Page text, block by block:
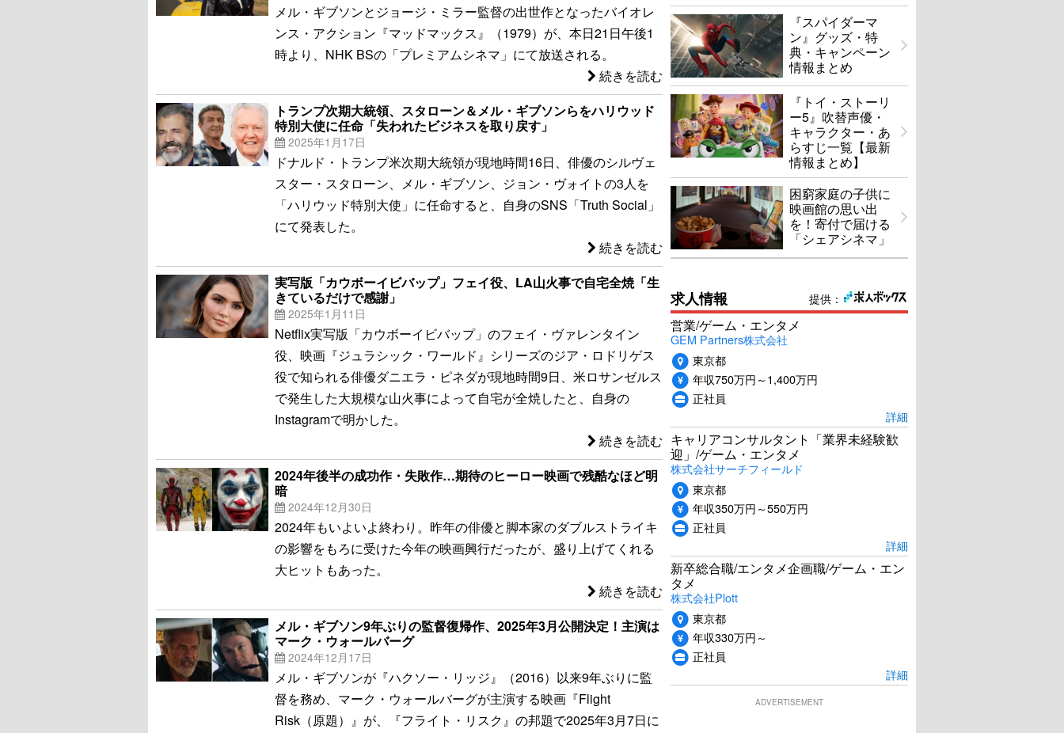
メル・ギブソンとジョージ・ミラー監督の出世作となったバイオレ
ンス・アクション『マッドマックス』（1979）が、本日21日午後1
時より、NHK BSの「プレミアムシネマ」にて放送される。
続きを読む
トランプ次期大統領、スタローン＆メル・ギブソンらをハリウッド
特別大使に任命「失われたビジネスを取り戻す」
2025年1月17日
ドナルド・トランプ米次期大統領が現地時間16日、俳優のシルヴェ
スター・スタローン、メル・ギブソン、ジョン・ヴォイトの3人を
「ハリウッド特別大使」に任命すると、自身のSNS「Truth Social」
にて発表した。
続きを読む
実写版「カウボーイビバップ」フェイ役、LA山火事で自宅全焼「生
きているだけで感謝」
2025年1月11日
Netflix実写版「カウボーイビバップ」のフェイ・ヴァレンタイン
役、映画『ジュラシック・ワールド』シリーズのジア・ロドリゲス
役で知られる俳優ダニエラ・ピネダが現地時間9日、米ロサンゼルス
で発生した大規模な山火事によって自宅が全焼したと、自身の
Instagramで明かした。
続きを読む
2024年後半の成功作・失敗作…期待のヒーロー映画で残酷なほど明
暗
2024年12月30日
2024年もいよいよ終わり。昨年の俳優と脚本家のダブルストライキ
の影響をもろに受けた今年の映画興行だったが、盛り上げてくれる
大ヒットもあった。
続きを読む
メル・ギブソン9年ぶりの監督復帰作、2025年3月公開決定！主演は
マーク・ウォールバーグ
2024年12月17日
メル・ギブソンが『ハクソー・リッジ』（2016）以来9年ぶりに監
督を務め、マーク・ウォールバーグが主演する映画『Flight
Risk（原題）』が、『フライト・リスク』の邦題で2025年3月7日に
『スパイダーマ
ン』グッズ・特
典・キャンペーン
情報まとめ
『トイ・ストーリ
ー5』吹替声優・
キャラクター・あ
らすじ一覧【最新
情報まとめ】
困窮家庭の子供に
映画館の思い出
を！寄付で届ける
「シェアシネマ」
提供：
求人情報
営業/ゲーム・エンタメ
GEM Partners株式会社
東京都
年収750万円～1,400万円
正社員
詳細
キャリアコンサルタント「業界未経験歓
迎」/ゲーム・エンタメ
株式会社サーチフィールド
東京都
年収350万円～550万円
正社員
詳細
新卒総合職/エンタメ企画職/ゲーム・エン
タメ
株式会社Plott
東京都
年収330万円～
正社員
詳細
ADVERTISEMENT